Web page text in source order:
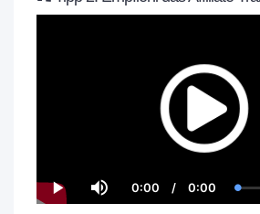
Play Mute
Current
Time
0:00 / Duration
0:00